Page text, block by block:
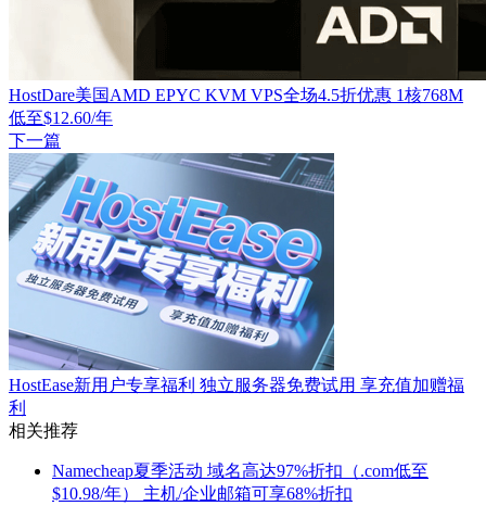
HostDare美国AMD EPYC KVM VPS全场4.5折优惠 1核768M
低至$12.60/年
下一篇
HostEase新用户专享福利 独立服务器免费试用 享充值加赠福
利
相关推荐
Namecheap夏季活动 域名高达97%折扣（.com低至
$10.98/年） 主机/企业邮箱可享68%折扣